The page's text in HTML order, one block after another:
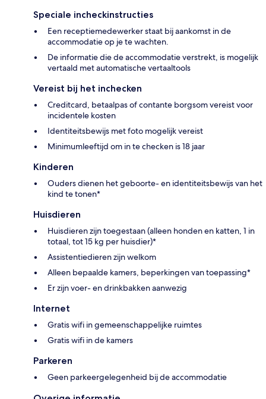
Speciale incheckinstructies
Een receptiemedewerker staat bij aankomst in de
accommodatie op je te wachten.
De informatie die de accommodatie verstrekt, is mogelijk
vertaald met automatische vertaaltools
Vereist bij het inchecken
Creditcard, betaalpas of contante borgsom vereist voor
incidentele kosten
Identiteitsbewijs met foto mogelijk vereist
Minimumleeftijd om in te checken is 18 jaar
Kinderen
Ouders dienen het geboorte- en identiteitsbewijs van het
kind te tonen*
Huisdieren
Huisdieren zijn toegestaan (alleen honden en katten, 1 in
totaal, tot 15 kg per huisdier)*
Assistentiedieren zijn welkom
Alleen bepaalde kamers, beperkingen van toepassing*
Er zijn voer- en drinkbakken aanwezig
Internet
Gratis wifi in gemeenschappelijke ruimtes
Gratis wifi in de kamers
Parkeren
Geen parkeergelegenheid bij de accommodatie